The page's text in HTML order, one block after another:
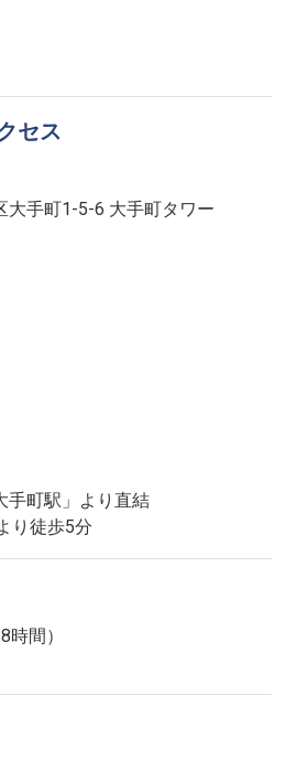
セス
大手町1-5-6 大手町タワー
手町駅」より直結
り徒歩5分
間）